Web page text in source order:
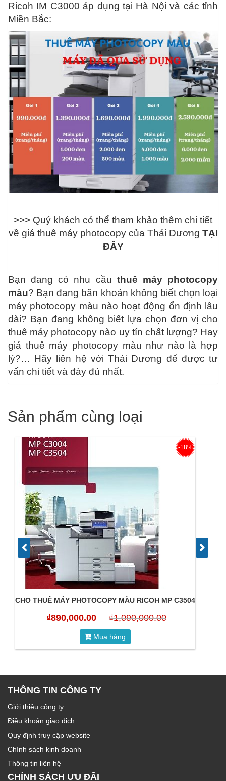
Ricoh IM C3000 áp dụng tại Hà Nội và các tỉnh
Miền Bắc:
>>> Quý khách có thể tham khảo thêm chi tiết
về giá thuê máy photocopy của Thái Dương TẠI
ĐÂY
Bạn đang có nhu cầu thuê máy photocopy
màu? Bạn đang băn khoản không biết chọn loại
máy photocopy màu nào hoạt động ổn định lâu
dài? Bạn đang không biết lựa chọn đơn vị cho
thuê máy photocopy nào uy tín chất lượng? Hay
giá thuê máy photocopy màu như nào là hợp
lý?… Hãy liên hệ với Thái Dương để được tư
vấn chi tiết và đày đủ nhất.
Sản phẩm cùng loại
CHO THUÊ MÁY PHOTOCOPY MÀU RICOH MP C3504
₫890,000.00 ₫1,090,000.00
Mua hàng
-18%
THÔNG TIN CÔNG TY
Giới thiệu công ty
Điều khoản giao dịch
Quy định truy cập website
Chính sách kinh doanh
Thông tin liên hệ
CHÍNH SÁCH ƯU ĐÃI